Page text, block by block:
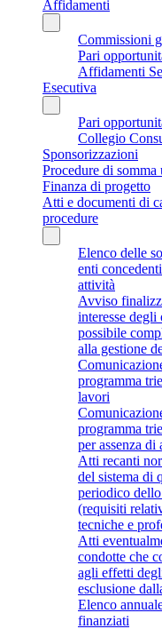
Affidamenti
Commissioni
Pari
Affidamenti
Esecutiva
Pari
Collegio
Sponsorizzazioni
Procedure di
Finanza di progetto
Atti e documenti di
procedure
Elenco delle
enti
attività
Avviso
interesse
possibile
alla gestione
programma
lavori
programma
per assenza
Atti recanti
del sistema di
periodico
(requisiti
tecniche e
Atti
condotte che
agli effetti
esclusione
Elenco
finanziati